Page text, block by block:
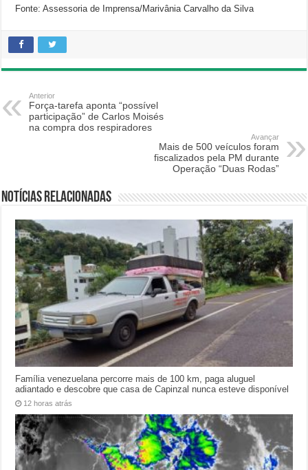
Fonte: Assessoria de Imprensa/Marivânia Carvalho da Silva
Anterior
Força-tarefa aponta “possível
participação” de Carlos Moisés
na compra dos respiradores
Avançar
Mais de 500 veículos foram
fiscalizados pela PM durante
Operação “Duas Rodas”
Notícias relacionadas
Família venezuelana percorre mais de 100 km, paga aluguel
adiantado e descobre que casa de Capinzal nunca esteve disponível
12 horas atrás